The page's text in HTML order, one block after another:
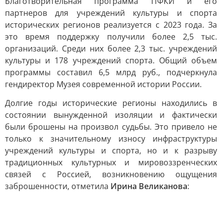
партнеров для учреждений культуры и спорта
исторических регионов реализуется с 2023 года. За
это время поддержку получили более 2,5 тыс.
организаций. Среди них более 2,3 тыс. учреждений
культуры и 178 учреждений спорта. Общий объем
программы составил 6,5 млрд руб., подчеркнула
гендиректор Музея современной истории России.
Долгие годы исторические регионы находились в
состоянии вынужденной изоляции и фактически
были брошены на произвол судьбы. Это привело не
только к значительному износу инфраструктуры
учреждений культуры и спорта, но и к разрыву
традиционных культурных и мировоззренческих
связей с Россией, возникновению ощущения
заброшенности, отметила Ирина Великанова: